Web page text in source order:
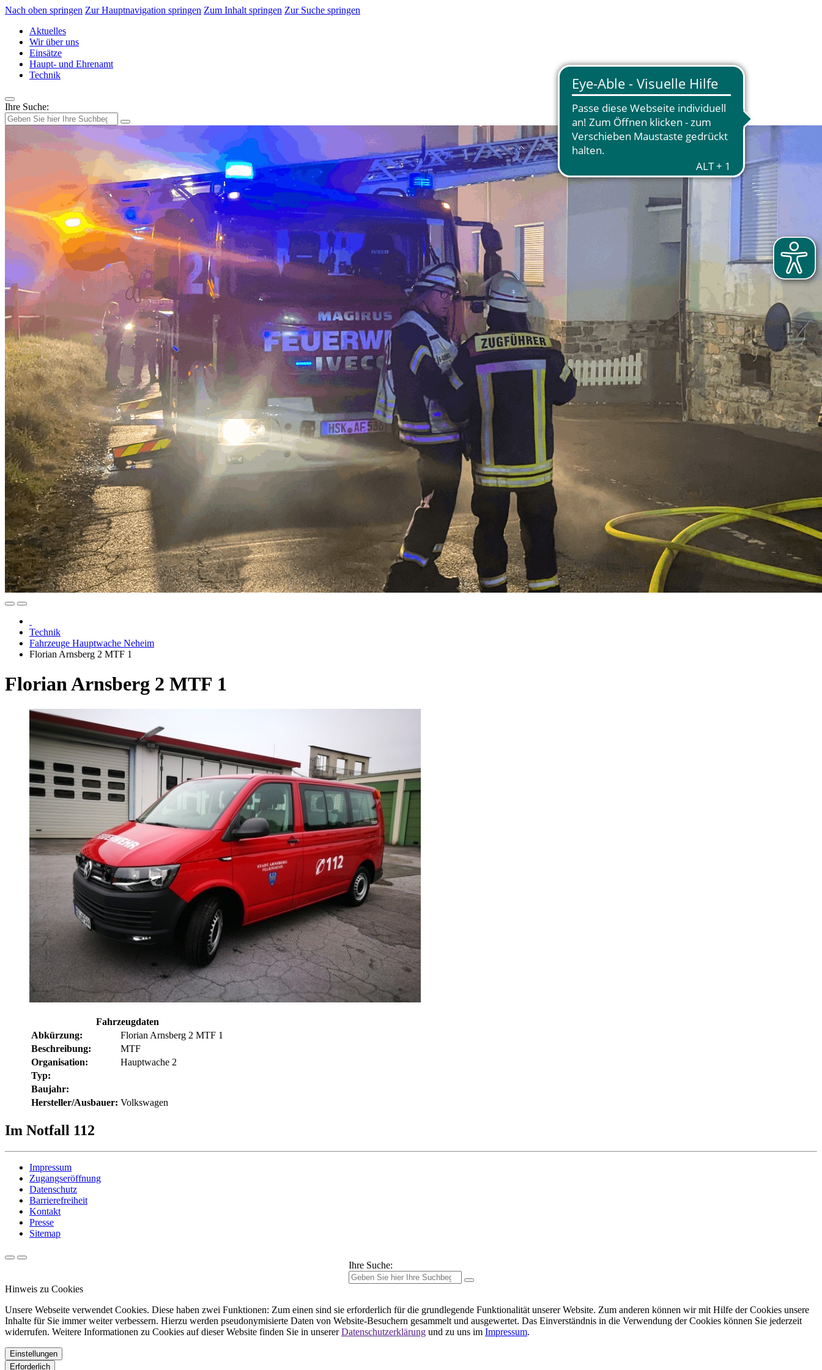
Nach oben springen Zur Hauptnavigation springen Zum Inhalt springen Zur Suche springen
Aktuelles
Wir über uns
Einsätze
Haupt- und Ehrenamt
Technik
Ihre Suche:
Technik
Fahrzeuge Hauptwache Neheim
Florian Arnsberg 2 MTF 1
Florian Arnsberg 2 MTF 1
Fahrzeugdaten
Abkürzung:
Florian Arnsberg 2 MTF 1
Beschreibung:
MTF
Organisation:
Hauptwache 2
Typ:
Baujahr:
Hersteller/Ausbauer: Volkswagen
Im Notfall 112
Impressum
Zugangseröffnung
Datenschutz
Barrierefreiheit
Kontakt
Presse
Sitemap
Ihre Suche:
Hinweis zu Cookies
Unsere Webseite verwendet Cookies. Diese haben zwei Funktionen: Zum einen sind sie erforderlich für die grundlegende Funktionalität unserer Website. Zum anderen können wir mit Hilfe der Cookies unsere
Inhalte für Sie immer weiter verbessern. Hierzu werden pseudonymisierte Daten von Website-Besuchern gesammelt und ausgewertet. Das Einverständnis in die Verwendung der Cookies können Sie jederzeit
widerrufen. Weitere Informationen zu Cookies auf dieser Website finden Sie in unsererDatenschutzerklärung und zu uns im Impressum.
Einstellungen
Erforderlich